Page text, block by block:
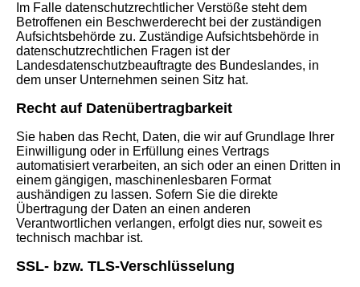
Im Falle datenschutzrechtlicher Verstöße steht dem
Betroffenen ein Beschwerderecht bei der zuständigen
Aufsichtsbehörde zu. Zuständige Aufsichtsbehörde in
datenschutzrechtlichen Fragen ist der
Landesdatenschutzbeauftragte des Bundeslandes, in
dem unser Unternehmen seinen Sitz hat.
Recht auf Datenübertragbarkeit
Sie haben das Recht, Daten, die wir auf Grundlage Ihrer
Einwilligung oder in Erfüllung eines Vertrags
automatisiert verarbeiten, an sich oder an einen Dritten in
einem gängigen, maschinenlesbaren Format
aushändigen zu lassen. Sofern Sie die direkte
Übertragung der Daten an einen anderen
Verantwortlichen verlangen, erfolgt dies nur, soweit es
technisch machbar ist.
SSL- bzw. TLS-Verschlüsselung